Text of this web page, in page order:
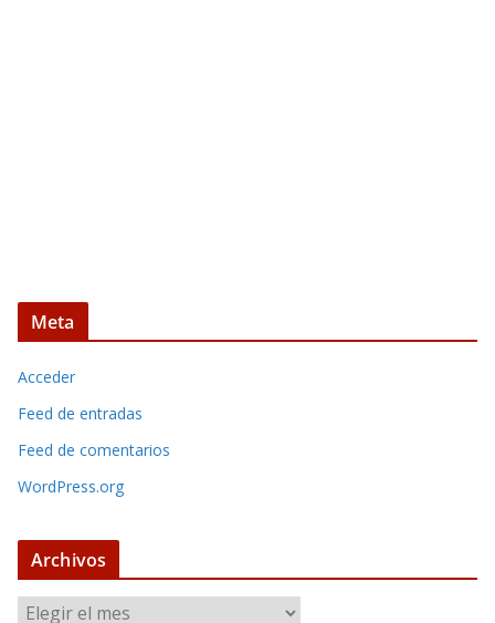
Meta
Acceder
Feed de entradas
Feed de comentarios
WordPress.org
Archivos